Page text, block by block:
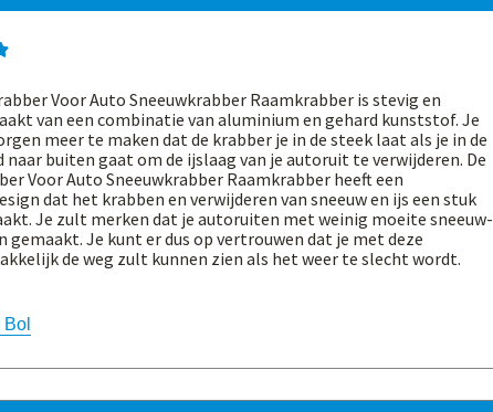
Voor Auto Sneeuwkrabber Raamkrabber is stevig en
van een combinatie van aluminium en gehard kunststof. Je
meer te maken dat de krabber je in de steek laat als je in de
naar buiten gaat om de ijslaag van je autoruit te verwijderen. De
Voor Auto Sneeuwkrabber Raamkrabber heeft een
dat het krabben en verwijderen van sneeuw en ijs een stuk
Je zult merken dat je autoruiten met weinig moeite sneeuw-
gemaakt. Je kunt er dus op vertrouwen dat je met deze
de weg zult kunnen zien als het weer te slecht wordt.